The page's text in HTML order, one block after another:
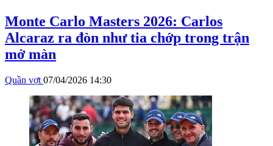
Monte Carlo Masters 2026: Carlos
Alcaraz ra đòn như tia chớp trong trận
mở màn
Quần vợt 07/04/2026 14:30